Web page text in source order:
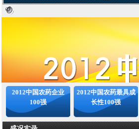
2012中国农药企业
100强
2012中国农药最具成
长性100强